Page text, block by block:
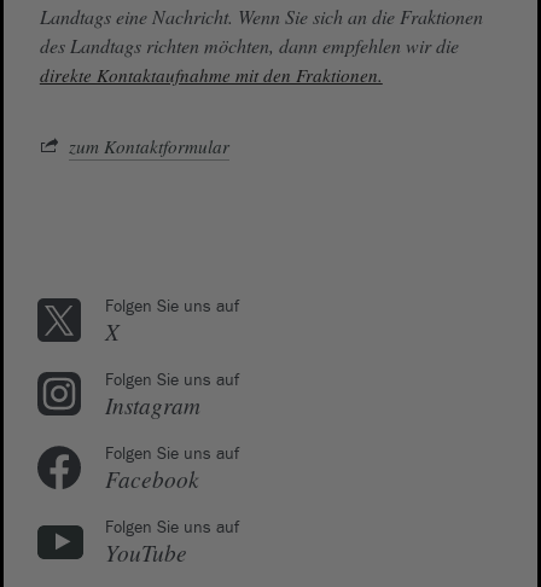
Landtags eine Nachricht. Wenn Sie sich an die Fraktionen
des Landtags richten möchten, dann empfehlen wir die
direkte Kontaktaufnahme mit den Fraktionen.
zum Kontaktformular
Folgen Sie uns auf
X
Folgen Sie uns auf
Instagram
Folgen Sie uns auf
Facebook
Folgen Sie uns auf
YouTube